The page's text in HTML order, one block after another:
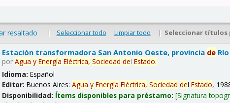
resaltado | Seleccionar todo Limpiar todo | Seleccionar títulos
Estación transformadora San Antonio Oeste, provincia de
porAgua y Energía Eléctrica, Sociedad delEstado.
Idioma:Español
Editor:Buenos Aires:Agua y Energía Eléctrica, Sociedad delEstado,
Disponibilidad: Ítems disponibles para préstamo: Signatura